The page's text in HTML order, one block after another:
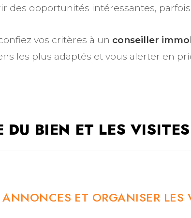
des opportunités intéressantes,
vos critères à un conseiller
les plus adaptés et vous alerter en
DU BIEN ET LES VISITES
ET ORGANISER LES